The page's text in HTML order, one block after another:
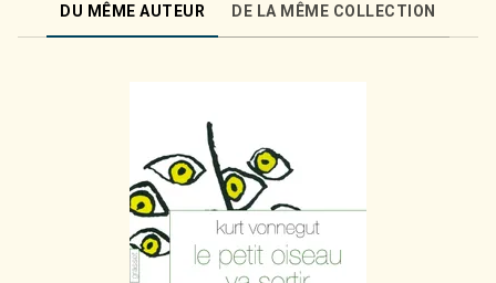
DU MÊME AUTEUR DE LA MÊME COLLECTION